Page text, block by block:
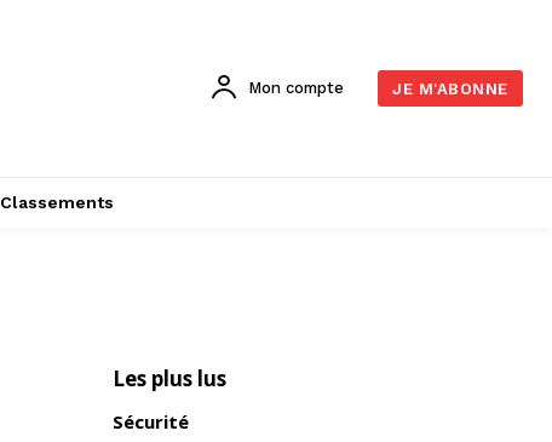
Mon compte JE M'ABONNE
Classements
Les plus lus
Sécurité